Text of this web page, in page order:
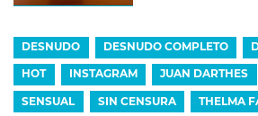
DESNUDO DESNUDO COMPLETO
HOT INSTAGRAM JUAN DARTHES
SENSUAL SIN CENSURA THELMA